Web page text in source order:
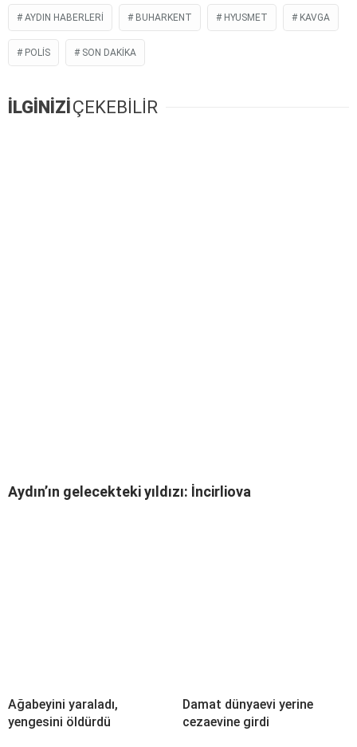
AYDIN HABERLERI BUHARKENT HYUSMET KAVGA
POLIS SON DAKIKA
İLGİNİZİÇEKEBİLİR
Aydın’ın gelecekteki yıldızı: İncirliova
Ağabeyini yaraladı,
yengesini öldürdü
Damat dünyaevi yerine
cezaevine girdi